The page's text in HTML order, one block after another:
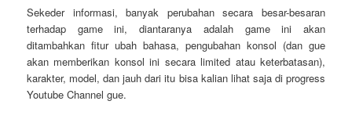
Sekeder informasi, banyak perubahan secara besar-besaran
terhadap game ini, diantaranya adalah game ini akan
ditambahkan fitur ubah bahasa, pengubahan konsol (dan gue
akan memberikan konsol ini secara limited atau keterbatasan),
karakter, model, dan jauh dari itu bisa kalian lihat saja di progress
Youtube Channel gue.